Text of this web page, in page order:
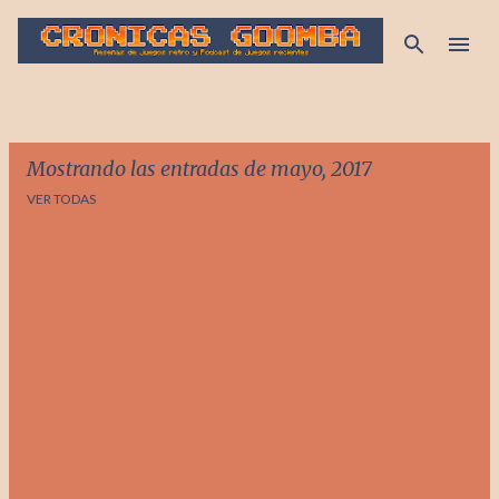
Ir al contenido principal
Mostrando las entradas de mayo, 2017
VER TODAS